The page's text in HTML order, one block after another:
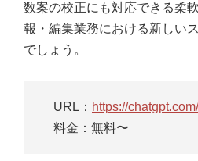
数案の校正にも対応できる柔
報・編集業務における新しい
でしょう。
URL： https://chatgpt.com/
料金：無料〜